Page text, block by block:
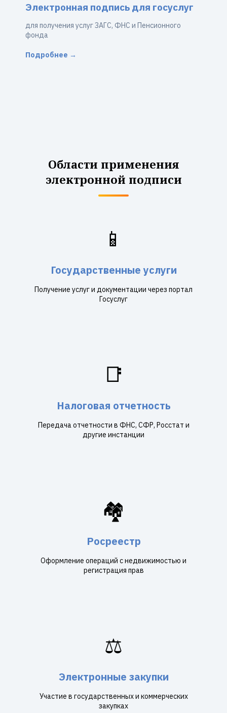
Электронная подпись для госуслуг
для получения услуг ЗАГС, ФНС и Пенсионного
фонда
Подробнее →
Области применения
электронной подписи
📱
Государственные услуги
Получение услуг и документации через портал
Госуслуг
📑
Налоговая отчетность
Передача отчетности в ФНС, СФР, Росстат и
другие инстанции
🏘️
Росреестр
Оформление операций с недвижимостью и
регистрация прав
⚖️
Электронные закупки
Участие в государственных и коммерческих
закупках